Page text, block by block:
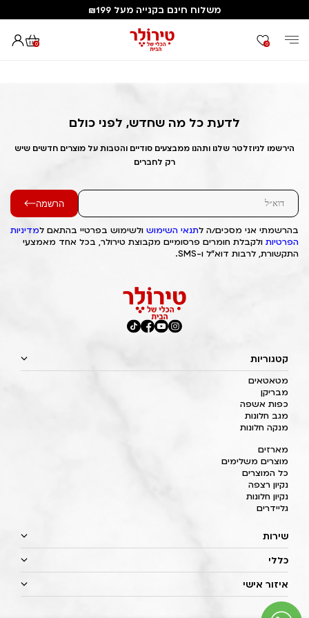
משלוח חינם בקנייה מעל ₪199
0 0
דף הבית Out of Stock Alert 2025/07/06 1751814639
לדעת כל מה שחדש, לפני כולם
הירשמו לניוזלטר שלנו ותהנו ממבצעים סודיים והטבות על מוצרים חדשים שיש
רק לחברים
הרשמה
בהרשמתי אני מסכים/ה לתנאי השימוש ולשימוש בפרטיי בהתאם למדיניות
הפרטיות ולקבלת חומרים פרסומיים מקבוצת טירולר, בכל אחד מאמצעי
התקשורת, לרבות דוא"ל ו-SMS.
קטגוריות
מטאטאים
מבריקן
כפות אשפה
מגב חלונות
מנקה חלונות
מארזים
מוצרים משלימים
כל המוצרים
נקיון רצפה
נקיון חלונות
גליידרים
שירות
כללי
איזור אישי